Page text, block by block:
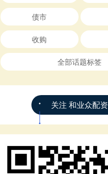
债市
收购
全部话题标签
关注 和业众配资